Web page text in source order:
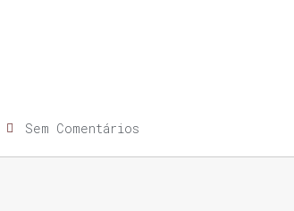
Sem Comentários